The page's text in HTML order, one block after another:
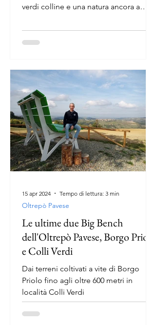
verdi colline e una natura ancora a
Le ultime due Big Bench
dell'Oltrepò Pavese, Borgo Priolo
e Colli Verdi
Dai terreni coltivati a vite di Borgo
Priolo fino agli oltre 600 metri in
località Colli Verdi
Oltrepò Pavese
15 apr 2024 Tempo di lettura: 3 min